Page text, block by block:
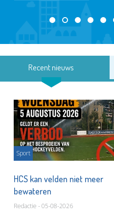
Recent nieuws
Sport
HCS kan velden niet meer
bewateren
Redactie - 05-08-2026